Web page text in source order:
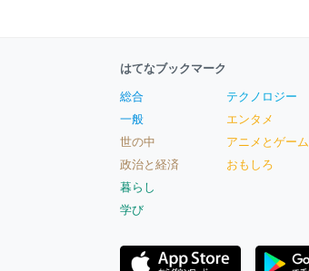
はてなブックマーク
総合
一般
世の中
政治と経済
暮らし
学び
テクノロジー
エンタメ
アニメとゲーム
おもしろ